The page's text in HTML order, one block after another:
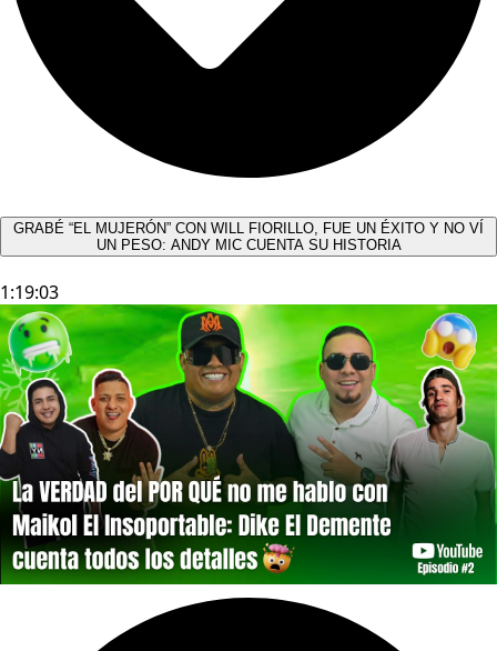
GRABÉ “EL MUJERÓN” CON WILL FIORILLO, FUE UN ÉXITO Y NO VÍ
UN PESO: ANDY MIC CUENTA SU HISTORIA
1:19:03